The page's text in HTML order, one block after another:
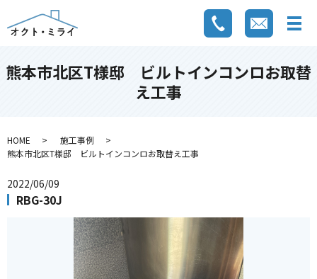
熊本市北区T様邸 ビルトインコンロお取替
え工事
HOME
施工事例
熊本市北区T様邸 ビルトインコンロお取替え工事
2022/06/09
RBG-30J